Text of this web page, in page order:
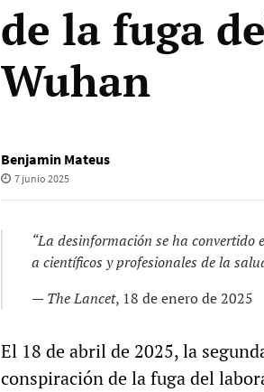
de la fuga
Wuhan
Benjamin Mateus
7 junio 2025
“La desinformación se ha
a científicos y profesionales de la
— The Lancet, 18 de enero de 2025
El 18 de abril de 2025, la
conspiración de la fuga del